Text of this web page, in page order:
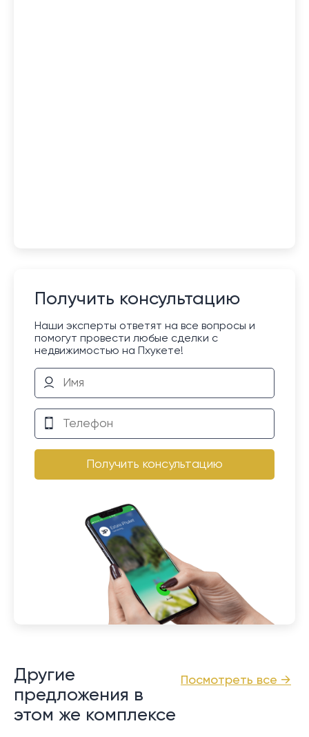
Получить консультацию
Наши эксперты ответят на все вопросы и
помогут провести любые сделки с
недвижимостью на Пхукете!
Получить консультацию
Посмотреть все →
Другие
предложения в
этом же комплексе